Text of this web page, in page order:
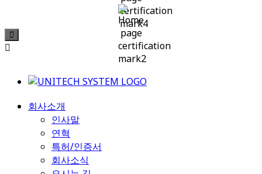
회사소개
인사말
연혁
특허/인증서
회사소식